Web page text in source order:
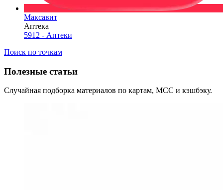
Максавит
Аптека
5912 - Аптеки
Поиск по точкам
Полезные статьи
Случайная подборка материалов по картам, MCC и кэшбэку.